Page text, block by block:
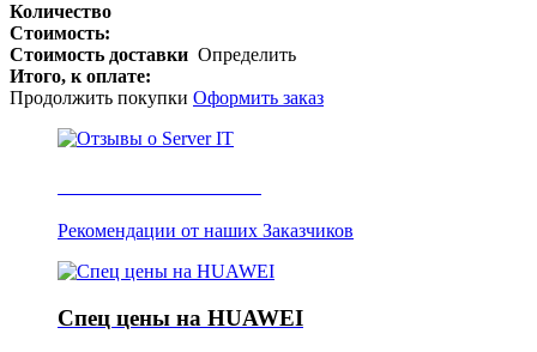
Количество
Стоимость:
Стоимость доставки Определить
Итого, к оплате:
Продолжить покупки Оформить заказ
Рекомендации от наших Заказчиков
Спец цены на HUAWEI